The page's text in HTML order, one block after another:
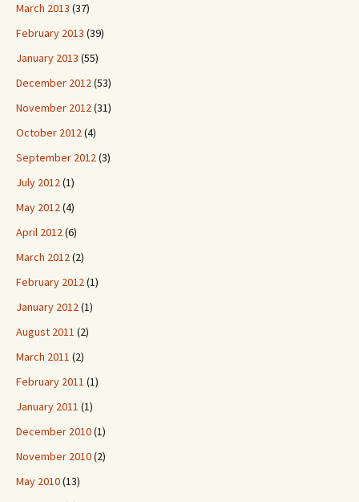
March 2013 (37)
February 2013 (39)
January 2013 (55)
December 2012(53)
November 2012(31)
October 2012(4)
September 2012(3)
July 2012(1)
May 2012(4)
April 2012(6)
March 2012(2)
February 2012(1)
January 2012(1)
August 2011 (2)
March 2011 (2)
February 2011 (1)
January 2011 (1)
December 2010(1)
November 2010(2)
May 2010(13)